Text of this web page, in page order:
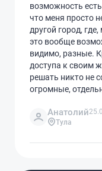
возможность
что меня просто
другой город,
это вообще
видимо, разные.
доступа к своим
решать никто не
огромные,
Анатолий
Тула